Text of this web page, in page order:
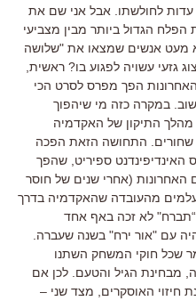
עדות לחולשתו. אבל אני שם את
הפלח הגדול ביותר מבין מצביעי
מעט אנשים שמצאו את "שלושה
גזעי עשויה לפגוע בו? ראשית
הפך מפרס לסרט הכי
במקרה כזה מי שיהפוך
התיקון של האקדמיה
. התחושה הזאת הפכה
ספיריט, שהפך
האחרונות (אחרי שנים של חוסר
מהעובדה שהאקדמיה בדרך
תברח" לא זכה באף אחד
עם "אור ירח" בשנה שעברה
שכל חוקי המשחק השתנו
מבחינת הגיל והטעם לכן אם
חיזוי האוסקרים, מצד שני –